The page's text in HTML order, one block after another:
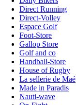
Direct Running
Direct-Volley
Espace Golf
Foot-Store
Gallop Store
Golf and co
Handball-Store
House of Rugby
La sellerie de Maé
Made in Paradis
Nauti-wave